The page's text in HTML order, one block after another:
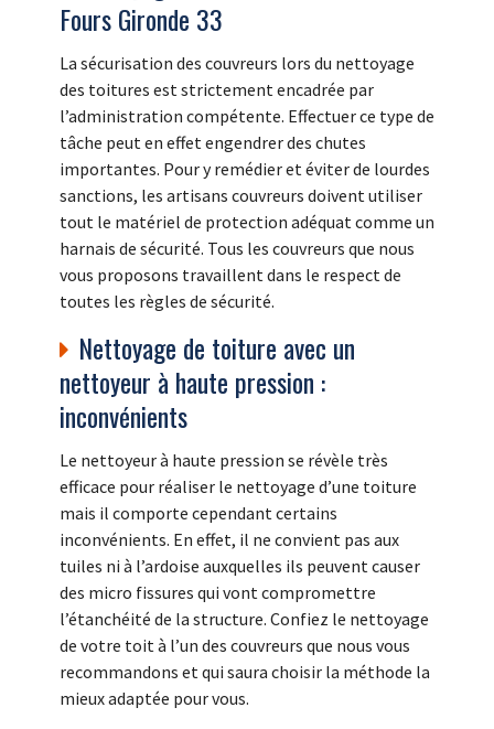
Fours Gironde 33
La sécurisation des couvreurs lors du nettoyage
des toitures est strictement encadrée par
l’administration compétente. Effectuer ce type de
tâche peut en effet engendrer des chutes
importantes. Pour y remédier et éviter de lourdes
sanctions, les artisans couvreurs doivent utiliser
tout le matériel de protection adéquat comme un
harnais de sécurité. Tous les couvreurs que nous
vous proposons travaillent dans le respect de
toutes les règles de sécurité.
Nettoyage de toiture avec un
nettoyeur à haute pression :
inconvénients
Le nettoyeur à haute pression se révèle très
efficace pour réaliser le nettoyage d’une toiture
mais il comporte cependant certains
inconvénients. En effet, il ne convient pas aux
tuiles ni à l’ardoise auxquelles ils peuvent causer
des micro fissures qui vont compromettre
l’étanchéité de la structure. Confiez le nettoyage
de votre toit à l’un des couvreurs que nous vous
recommandons et qui saura choisir la méthode la
mieux adaptée pour vous.